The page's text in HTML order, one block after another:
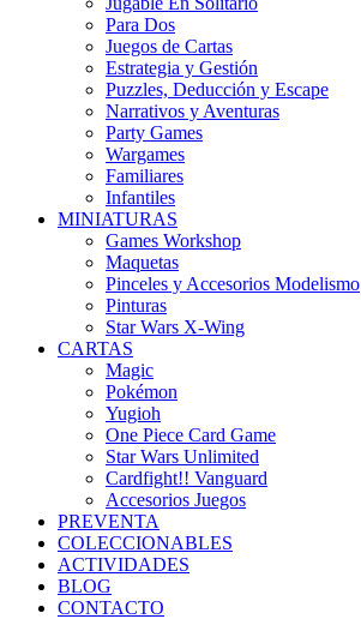
Para Dos
Juegos de Cartas
Estrategia y Gestión
Puzzles, Deducción y Escape
Narrativos y Aventuras
Party Games
Wargames
Familiares
Infantiles
MINIATURAS
Games Workshop
Maquetas
Pinceles y Accesorios Modelismo
Pinturas
Star Wars X-Wing
CARTAS
Magic
Pokémon
Yugioh
One Piece Card Game
Star Wars Unlimited
Cardfight!! Vanguard
Accesorios Juegos
PREVENTA
COLECCIONABLES
ACTIVIDADES
BLOG
CONTACTO